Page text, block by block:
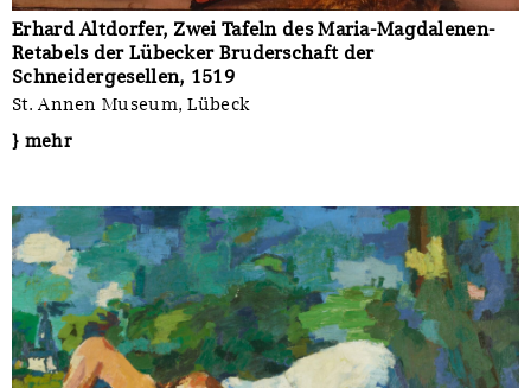
Erhard Altdorfer, Zwei Tafeln des Maria-Magdalenen-
Retabels der Lübecker Bruderschaft der
Schneidergesellen, 1519
St. Annen Museum, Lübeck
} mehr